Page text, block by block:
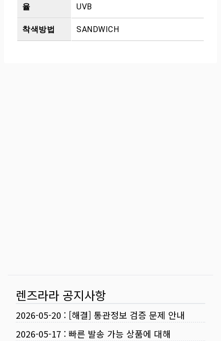
율 UVB
착색방법 SANDWICH
렌즈라라 공지사항
2026-05-20 : [해결] 통관정보 검증 문제 안내
2026-05-17 : 빠른 발송 가능 상품에 대해